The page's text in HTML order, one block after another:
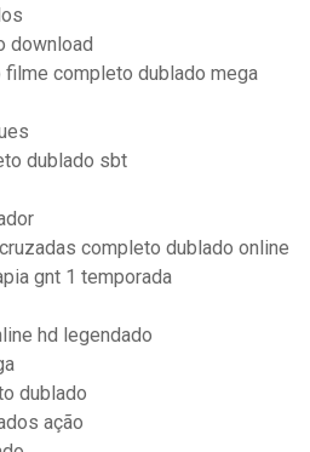
download
completo dublado mega
dublado sbt
completo dublado online
gnt 1 temporada
hd legendado
dublado
ação